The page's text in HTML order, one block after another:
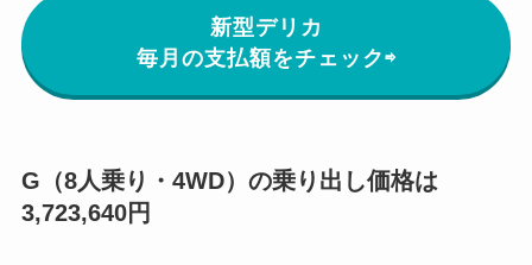
新型デリカ
毎月の支払額をチェック⇨
G（8人乗り・4WD）の乗り出し価格は
3,723,640円